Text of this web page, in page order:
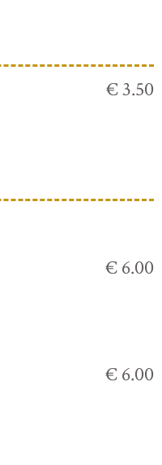
€ 3.50
€ 6.00
€ 6.00